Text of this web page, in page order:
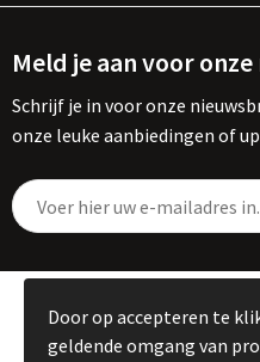
Meld je aan voor
Schrijf je in voor onze
onze leuke aanbiedingen of
© Copyright
Door op accepteren te
geldende omgang van